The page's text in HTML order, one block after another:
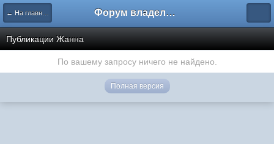
← На главную Форум владельцев интернет-магазинов
Публикации Жанна
По вашему запросу ничего не найдено.
Полная версия